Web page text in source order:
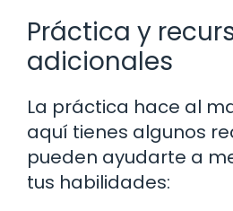
Práctica y
adicionales
La práctica hace al
aquí tienes algunos
pueden ayudarte a
tus habilidades: